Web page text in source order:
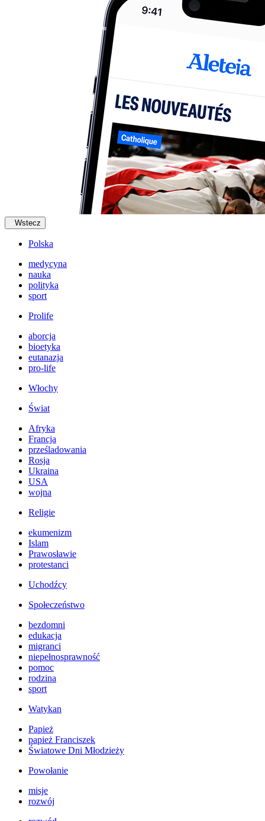
Wstecz
Polska
medycyna
nauka
polityka
sport
Prolife
aborcja
bioetyka
eutanazja
pro-life
Włochy
Świat
Afryka
Francja
prześladowania
Rosja
Ukraina
USA
wojna
Religie
ekumenizm
Islam
Prawosławie
protestanci
Uchodźcy
Społeczeństwo
bezdomni
edukacja
migranci
niepełnosprawność
pomoc
rodzina
sport
Watykan
Papież
papież Franciszek
Światowe Dni Młodzieży
Powołanie
misje
rozwój